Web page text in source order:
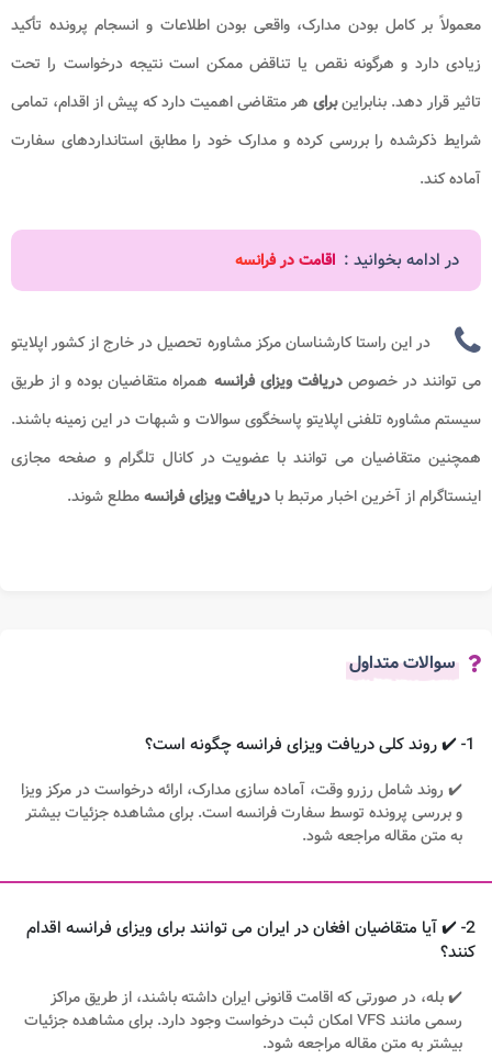
معمولاً بر کامل بودن مدارک، واقعی بودن اطلاعات و انسجام پرونده تأکید
زیادی دارد و هرگونه نقص یا تناقض ممکن است نتیجه درخواست را تحت
تاثیر قرار دهد. بنابراینبرای هر متقاضی اهمیت دارد که پیش از اقدام، تمامی
شرایط ذکرشده را بررسی کرده و مدارک خود را مطابق استانداردهای سفارت
آماده کند.
در ادامه بخوانید : اقامت در فرانسه
در این راستا کارشناسان مرکز مشاوره تحصیل در خارج از کشور اپلایتو
می توانند در خصوصدریافت ویزای فرانسه همراه متقاضیان بوده و از طریق
سیستم مشاوره تلفنی اپلایتو پاسخگوی سوالات و شبهات در این زمینه باشند.
همچنین متقاضیان می توانند با عضویت در کانال تلگرام و صفحه مجازی
اینستاگرام از آخرین اخبار مرتبط با دریافتویزای فرانسهمطلع شوند.
سوالات متداول
1- ✔️ روند کلی دریافت ویزای فرانسه چگونه است؟
✔️ روند شامل رزرو وقت، آماده سازی مدارک، ارائه درخواست در مرکز ویزا
و بررسی پرونده توسط سفارت فرانسه است. برای مشاهده جزئیات بیشتر
به متن مقاله مراجعه شود.
2- ✔️ آیا متقاضیان افغان در ایران می توانند برای ویزای فرانسه اقدام
کنند؟
✔️ بله، در صورتی که اقامت قانونی ایران داشته باشند، از طریق مراکز
رسمی مانند VFS امکان ثبت درخواست وجود دارد. برای مشاهده جزئیات
بیشتر به متن مقاله مراجعه شود.